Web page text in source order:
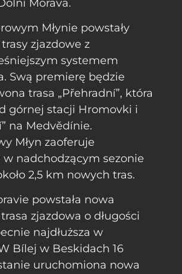
Morava.
Młynie powstały
zjazdowe z
systemem
Swą premierę będzie
trasa „Přehradní”, która
górnej stacji Hromovki i
na Medvědínie.
Młyn zaoferuje
nadchodzącym sezonie
2,5 km nowych tras.
powstała nowa
zjazdowa o długości
najdłuższa w
Bílej w Beskidach 16
uruchomiona nowa